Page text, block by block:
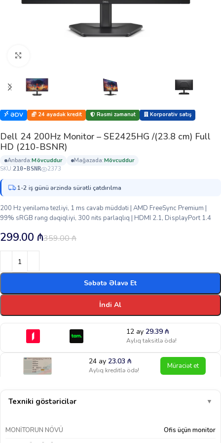
ƏDV 24 ayadək kredit Rəsmi zəmanət Korporativ satış
Dell 24 200Hz Monitor – SE2425HG /(23.8 cm) Full
HD (210-BSNR)
anbarda: mövcuddur mağazada:
mövcuddur
SKU:210-BSNR 2373
1-2 iş günü ərzində sürətli çatdırılma
200 Hz yeniləmə tezliyi, 1 ms cavab müddəti | AMD FreeSync Premium |
99% sRGB rəng dəqiqliyi, 300 nits parlaqlıq | HDMI 2.1, DisplayPort 1.4
359.00₼
299.00 ₼
Səbətə Əlavə Et
İndi Al
12 ay 29.39 ₼
Aylıq taksitlə ödə!
24 ay23.03₼
Aylıq kreditlə ödə! Müraciət et
Texniki göstəricilər ▼
MONITORUN NÖVÜ
Ofis üçün monitor